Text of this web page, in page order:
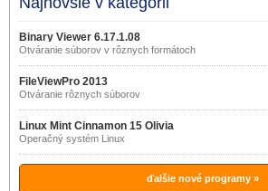
Binary Viewer 6.17.1.08
Otváranie súborov v rôznych formátoch
FileViewPro 2013
Otváranie rôznych súborov
Linux Mint Cinnamon 15 Olivia
Operačný systém Linux
ďalšie nové programy »